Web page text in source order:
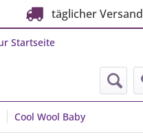
täglicher Versand
Cool Wool Baby